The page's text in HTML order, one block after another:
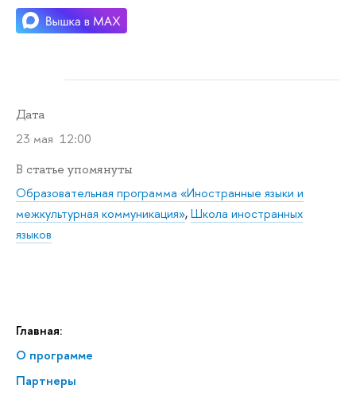
Главная:
О программе
Партнеры
Дата
23 мая 12:00
В статье упомянуты
Образовательная программа «Иностранные языки и
межкультурная коммуникация»,Школа иностранных
языков